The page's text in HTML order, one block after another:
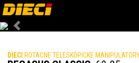
Previous
DIECI ROTACNE TELESKOPICKE